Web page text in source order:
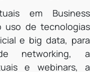
em Business
uso de tecnologias
e big data, para
networking, a
e webinars, a